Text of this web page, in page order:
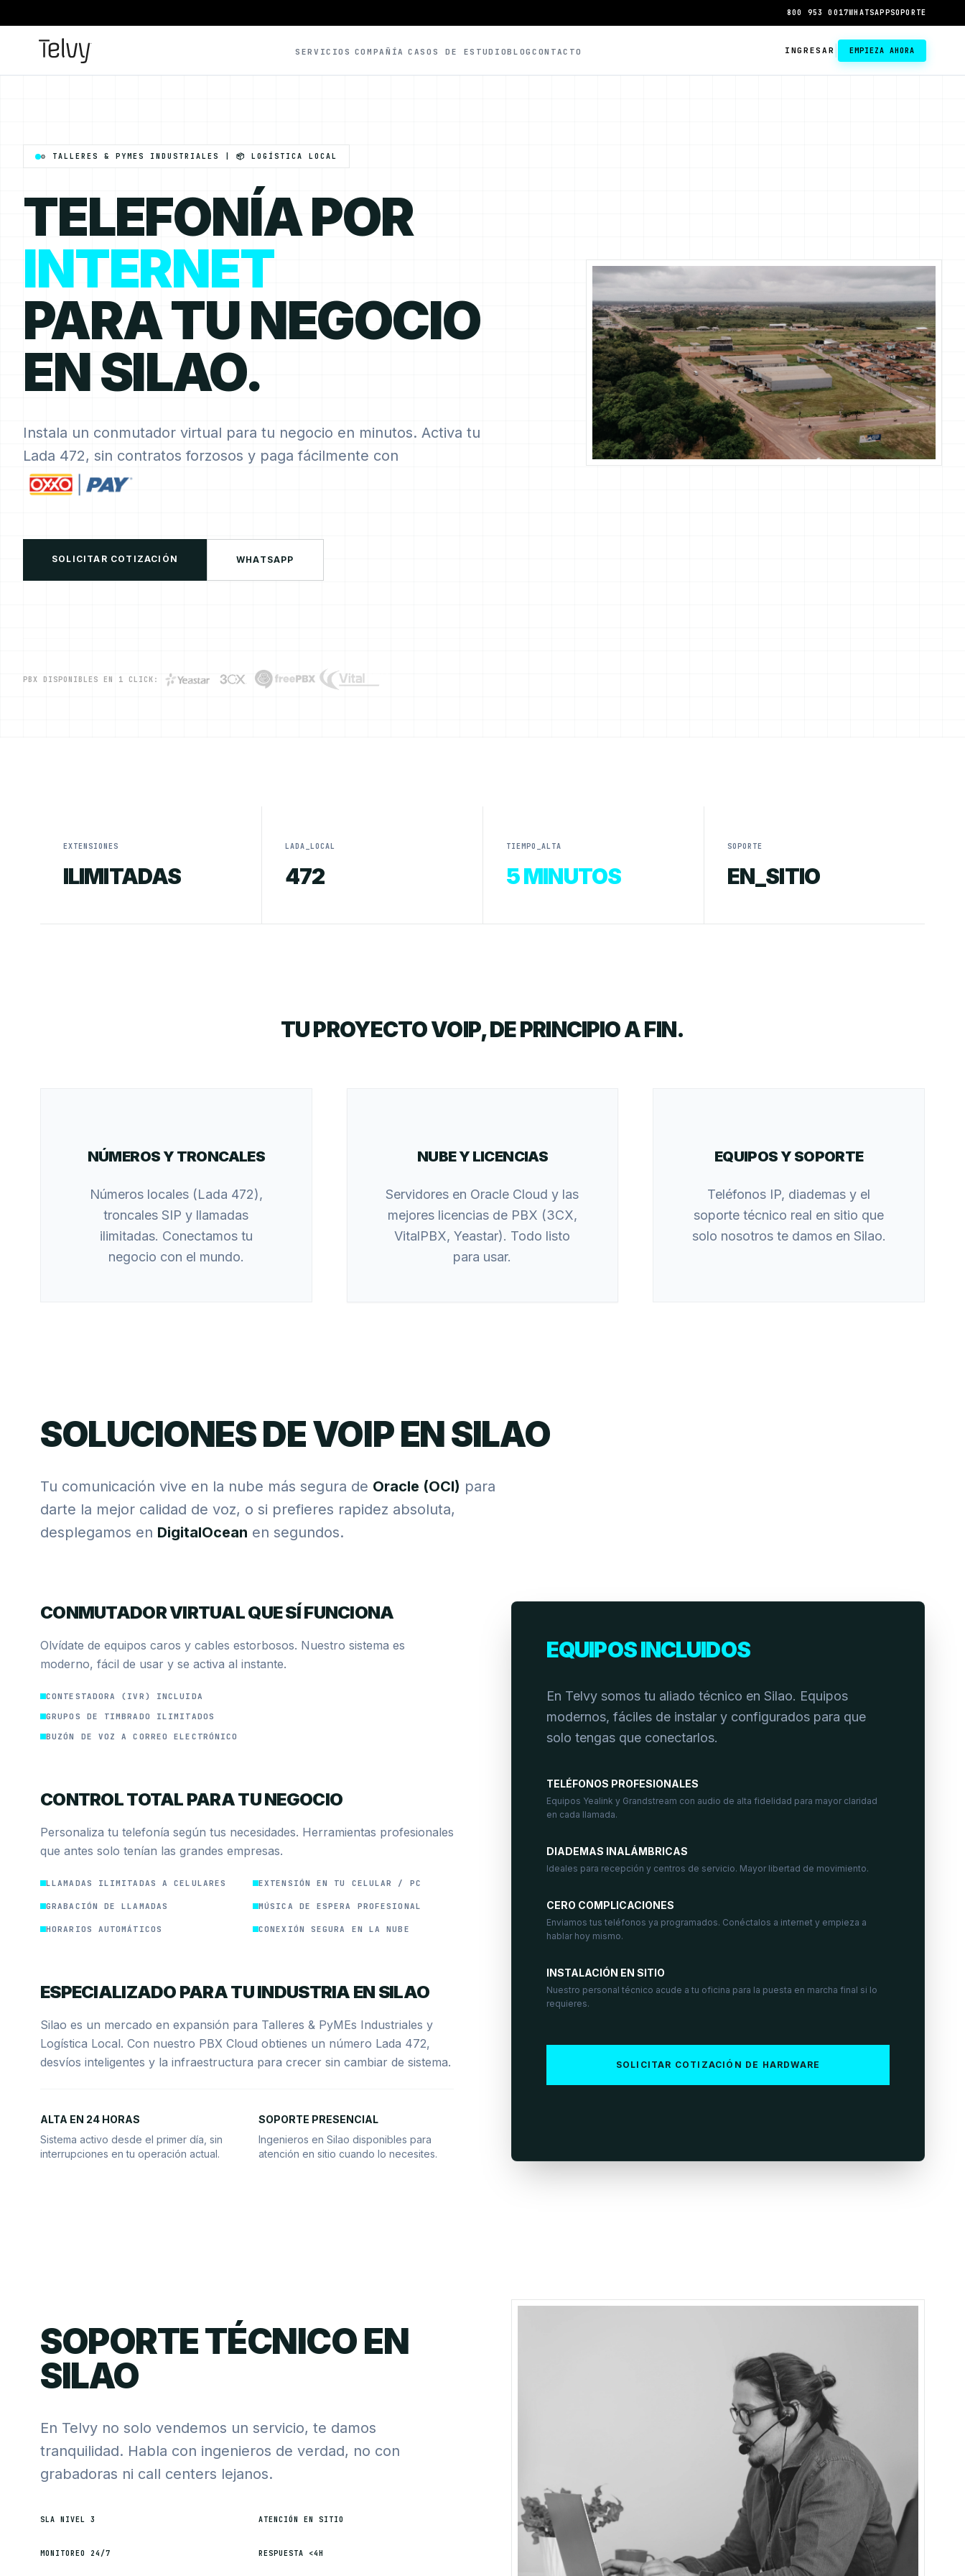
800 953 0017WHATSAPPSOPORTE
SERVICIOS COMPAÑÍA CASOS DE ESTUDIOBLOG CONTACTO INGRESAR EMPIEZA AHORA
⚙️ TALLERES & PYMES INDUSTRIALES | 📦 LOGÍSTICA LOCAL
TELEFONÍA POR
INTERNET
PARA TU NEGOCIO
EN SILAO.
Instala un conmutador virtual para tu negocio en minutos. Activa tu
Lada 472, sin contratos forzosos y paga fácilmente con
SOLICITAR COTIZACIÓN WHATSAPP
PBX DISPONIBLES EN 1 CLICK:
EXTENSIONES
ILIMITADAS
LADA_LOCAL
472
TIEMPO_ALTA
5 MINUTOS
SOPORTE
EN_SITIO
TU PROYECTO VOIP, DE PRINCIPIO A FIN.
NÚMEROS Y TRONCALES
Números locales (Lada 472),
troncales SIP y llamadas
ilimitadas. Conectamos tu
negocio con el mundo.
NUBE Y LICENCIAS
Servidores en Oracle Cloud y las
mejores licencias de PBX (3CX,
VitalPBX, Yeastar). Todo listo
para usar.
EQUIPOS Y SOPORTE
Teléfonos IP, diademas y el
soporte técnico real en sitio que
solo nosotros te damos en Silao.
SOLUCIONES DE VOIP EN SILAO
Tu comunicación vive en la nube más segura de Oracle (OCI) para
darte la mejor calidad de voz, o si prefieres rapidez absoluta,
desplegamos en DigitalOcean en segundos.
CONMUTADOR VIRTUAL QUE SÍ FUNCIONA
Olvídate de equipos caros y cables estorbosos. Nuestro sistema es
moderno, fácil de usar y se activa al instante.
CONTESTADORA (IVR) INCLUIDA
GRUPOS DE TIMBRADO ILIMITADOS
BUZÓN DE VOZ A CORREO ELECTRÓNICO
CONTROL TOTAL PARA TU NEGOCIO
Personaliza tu telefonía según tus necesidades. Herramientas profesionales
que antes solo tenían las grandes empresas.
LLAMADAS ILIMITADAS A CELULARES EXTENSIÓN EN TU CELULAR / PC
GRABACIÓN DE LLAMADAS MÚSICA DE ESPERA PROFESIONAL
HORARIOS AUTOMÁTICOS CONEXIÓN SEGURA EN LA NUBE
ESPECIALIZADO PARA TU INDUSTRIA EN SILAO
Silao es un mercado en expansión para Talleres & PyMEs Industriales y
Logística Local. Con nuestro PBX Cloud obtienes un número Lada 472,
desvíos inteligentes y la infraestructura para crecer sin cambiar de sistema.
ALTA EN 24 HORAS
Sistema activo desde el primer día, sin
interrupciones en tu operación actual.
SOPORTE PRESENCIAL
Ingenieros en Silao disponibles para
atención en sitio cuando lo necesites.
EQUIPOS INCLUIDOS
En Telvy somos tu aliado técnico en Silao. Equipos
modernos, fáciles de instalar y configurados para que
solo tengas que conectarlos.
TELÉFONOS PROFESIONALES
Equipos Yealink y Grandstream con audio de alta fidelidad para mayor claridad
en cada llamada.
DIADEMAS INALÁMBRICAS
Ideales para recepción y centros de servicio. Mayor libertad de movimiento.
CERO COMPLICACIONES
Enviamos tus teléfonos ya programados. Conéctalos a internet y empieza a
hablar hoy mismo.
INSTALACIÓN EN SITIO
Nuestro personal técnico acude a tu oficina para la puesta en marcha final si lo
requieres.
SOLICITAR COTIZACIÓN DE HARDWARE
SOPORTE TÉCNICO EN
SILAO
En Telvy no solo vendemos un servicio, te damos
tranquilidad. Habla con ingenieros de verdad, no con
grabadoras ni call centers lejanos.
SLA NIVEL 3 ATENCIÓN EN SITIO
MONITOREO 24/7 RESPUESTA <4H